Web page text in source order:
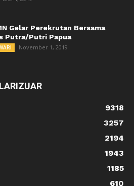
Gelar Perekrutan Bersama
Putra/Putri Papua
November 1, 2019
9318
3257
2194
1943
1185
610